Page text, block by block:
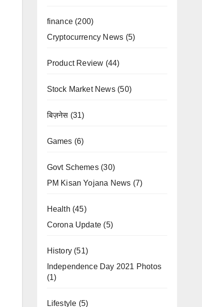
finance(200)
Cryptocurrency News (5)
Product Review (44)
Stock Market News(50)
बिज़नेस (31)
Games (6)
Govt Schemes(30)
PM Kisan Yojana News (7)
Health (45)
Corona Update (5)
History(51)
Independence Day 2021 Photos
(1)
Lifestyle (5)